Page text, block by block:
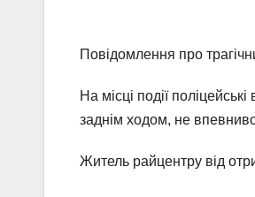
Повідомлення про
На місці події
заднім ходом, не
Житель райцентру від